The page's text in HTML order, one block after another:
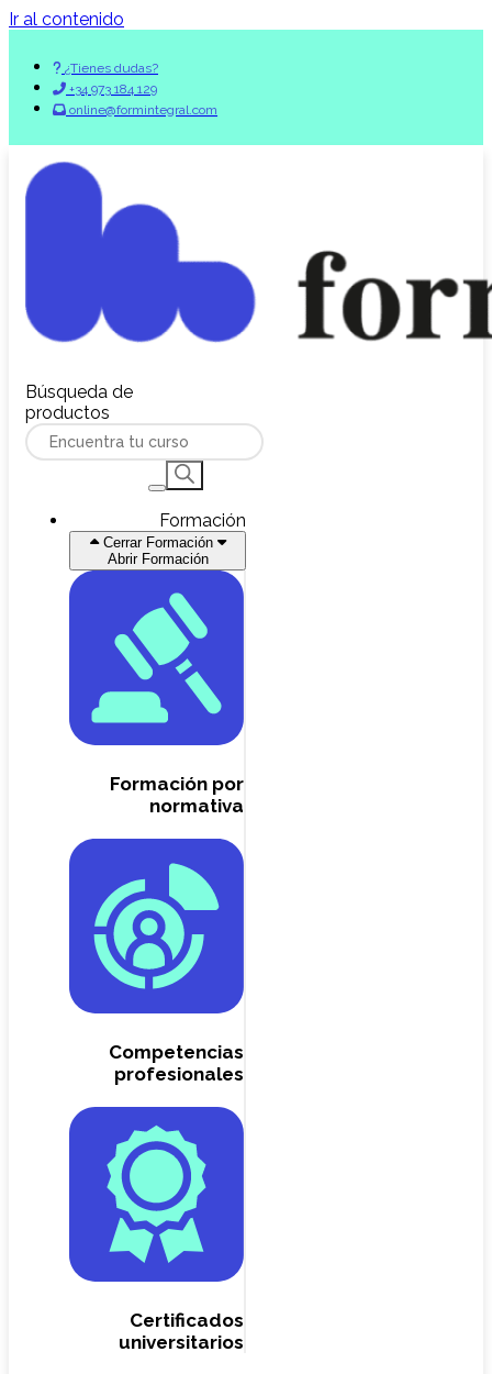
Ir al contenido
¿Tienes dudas?
+34 973 184 129
online@formintegral.com
Búsqueda de
productos
Formación
Cerrar Formación
Abrir Formación
Formación por
normativa
Competencias
profesionales
Certificados
universitarios